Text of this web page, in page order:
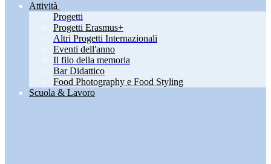
Attività
Progetti
Progetti Erasmus+
Altri Progetti Internazionali
Eventi dell'anno
Il filo della memoria
Bar Didattico
Food Photography e Food Styling
Scuola & Lavoro